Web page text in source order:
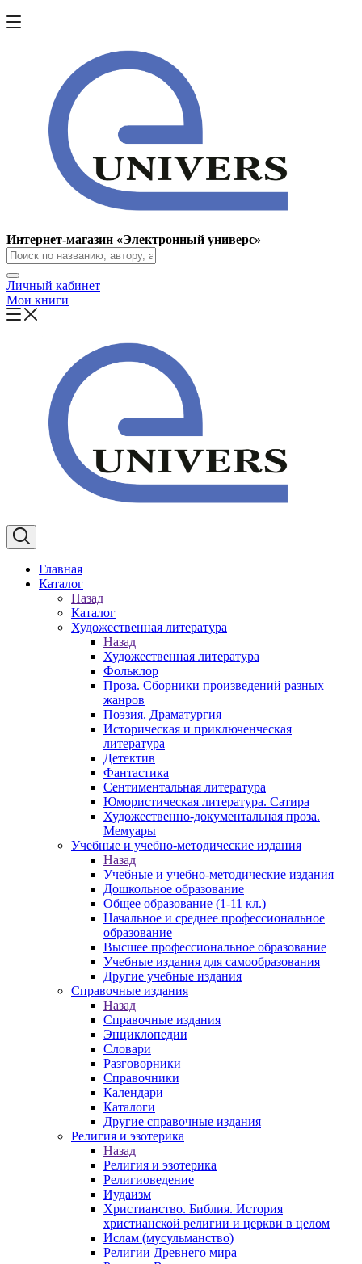
Интернет-магазин «Электронный универс»
Личный кабинет
Мои книги
Главная
Каталог
Назад
Каталог
Художественная литература
Назад
Художественная литература
Фольклор
Проза. Сборники произведений разных
жанров
Поэзия. Драматургия
Историческая и приключенческая
литература
Детектив
Фантастика
Сентиментальная литература
Юмористическая литература. Сатира
Художественно-документальная проза.
Мемуары
Учебные и учебно-методические издания
Назад
Учебные и учебно-методические издания
Дошкольное образование
Общее образование (1-11 кл.)
Начальное и среднее профессиональное
образование
Высшее профессиональное образование
Учебные издания для самообразования
Другие учебные издания
Справочные издания
Назад
Справочные издания
Энциклопедии
Словари
Разговорники
Справочники
Календари
Каталоги
Другие справочные издания
Религия и эзотерика
Назад
Религия и эзотерика
Религиоведение
Иудаизм
Христианство. Библия. История
христианской религии и церкви в целом
Ислам (мусульманство)
Религии Древнего мира